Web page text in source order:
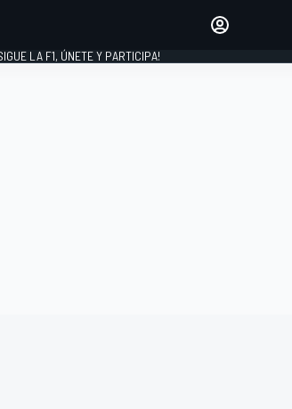
LA F1, ÚNETE Y PARTICIPA!